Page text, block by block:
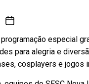
especial
para alegria e
cosplayers e jogos